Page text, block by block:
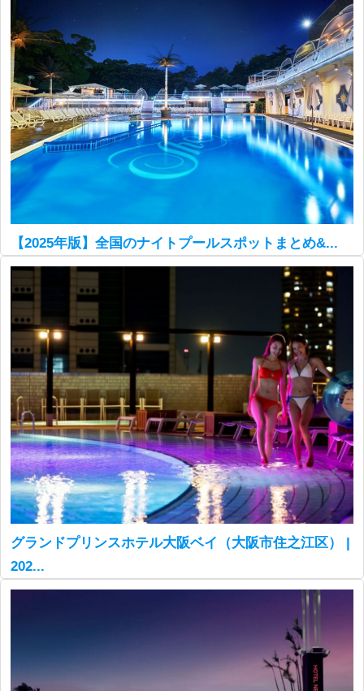
【2025年版】全国のナイトプールスポットまとめ&...
グランドプリンスホテル大阪ベイ（大阪市住之江区） |
202...